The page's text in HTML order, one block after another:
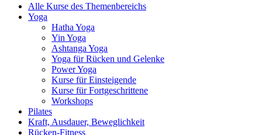
Alle Kurse des Themenbereichs
Yoga
Hatha Yoga
Yin Yoga
Ashtanga Yoga
Yoga für Rücken und Gelenke
Power Yoga
Kurse für Einsteigende
Kurse für Fortgeschrittene
Workshops
Pilates
Kraft, Ausdauer, Beweglichkeit
Rücken-Fitness